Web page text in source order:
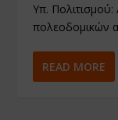
Υπ. Πολιτισμού:
πολεοδομικών
READ MORE